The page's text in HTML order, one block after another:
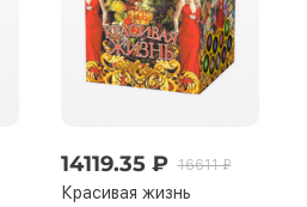
14119.35 ₽ 16611 ₽
Красивая жизнь